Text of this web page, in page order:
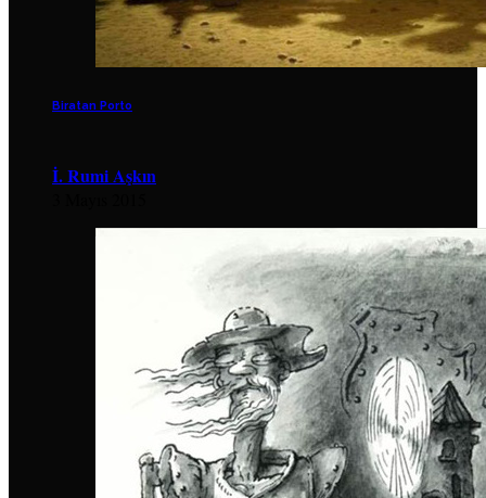
Biratan Porto
İ. Rumi Aşkın